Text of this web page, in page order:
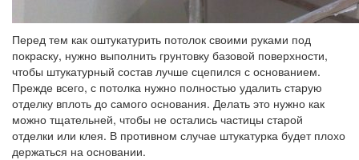
Перед тем как оштукатурить потолок своими руками под
покраску, нужно выполнить грунтовку базовой поверхности,
чтобы штукатурный состав лучше сцепился с основанием.
Прежде всего, с потолка нужно полностью удалить старую
отделку вплоть до самого основания. Делать это нужно как
можно тщательней, чтобы не остались частицы старой
отделки или клея. В противном случае штукатурка будет плохо
держаться на основании.